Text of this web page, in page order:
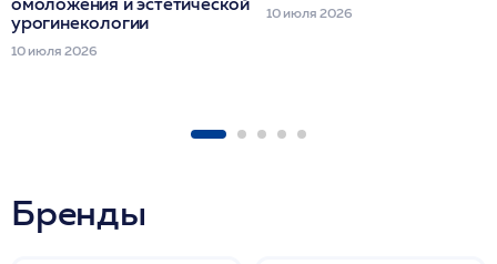
урогинекологии
10 июля 2026
10 июля 2026
Бренды